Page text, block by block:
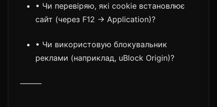
• Чи перевіряю, які cookie встановлює
сайт (через F12 → Application)?
• Чи використовую блокувальник
реклами (наприклад, uBlock Origin)?
⸻